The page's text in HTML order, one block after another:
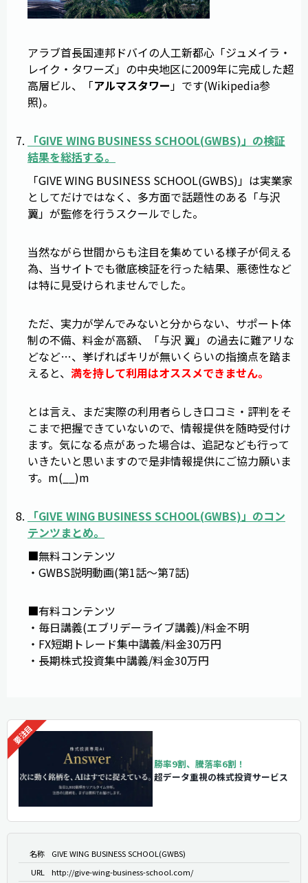
アラブ首長国連邦ドバイの人工新都心「ジュメイラ・
レイク・タワーズ」の中央地区に2009年に完成した超
高層ビル、「アルマスタワー」です(Wikipedia参
照)。
「GIVE WING BUSINESS SCHOOL(GWBS)」の検証
結果を総括する。
「GIVE WING BUSINESS SCHOOL(GWBS)」は実業家
としてだけではなく、多方面で話題性のある「与沢
翼」が監修を行うスクールでした。
当然ながら世間からも注目を集めている様子が伺える
為、当サイトでも徹底検証を行った結果、悪徳性など
は特に見受けられませんでした。
ただ、実力が学んでみないと分からない、サポート体
制の不備、料金が高額、「与沢 翼」の過去に難アリな
どなど…、挙げればキリが無いくらいの指摘点を踏ま
えると、 満を持して利用はオススメできません。
とは言え、まだ実際の利用者らしき口コミ・評判をそ
こまで把握できていないので、情報提供を随時受付け
ます。気になる点があった場合は、追記なども行って
いきたいと思いますので是非情報提供にご協力願いま
す。m(__)m
「GIVE WING BUSINESS SCHOOL(GWBS)」のコン
テンツまとめ。
■無料コンテンツ
・GWBS説明動画(第1話～第7話)
■有料コンテンツ
・毎日講義(エブリデーライブ講義)/料金不明
・FX短期トレード集中講義/料金30万円
・長期株式投資集中講義/料金30万円
勝率9割、騰落率6割！
超データ重視の株式投資サービス
名称
GIVE WING BUSINESS SCHOOL(GWBS)
URL
http://give-wing-business-school.com/